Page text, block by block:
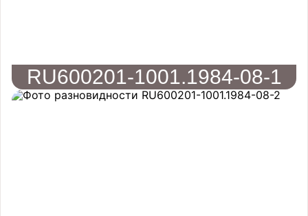
RU600201-1001.1984-08-1